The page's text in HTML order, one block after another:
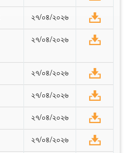
২৭/০৪/২০২৬
২৭/০৪/২০২৬
২৭/০৪/২০২৬
২৭/০৪/২০২৬
২৭/০৪/২০২৬
২৭/০৪/২০২৬